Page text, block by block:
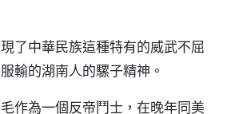
了中華民族這種特有的威武不屈
輸的湖南人的騾子精神。
作為一個反帝鬥士，在晚年同美